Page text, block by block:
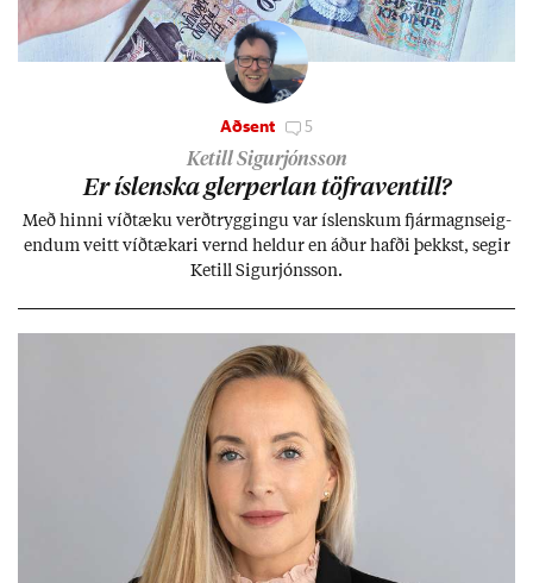
Aðsent 5
Ketill Sigurjónsson
Er ís­lenska glerperl­an töfra­ventill?
Með hinni víð­tæku verð­trygg­ingu var ís­lensk­um fjár­magns­eig­
end­um veitt víð­tæk­ari vernd held­ur en áð­ur hafði þekkst, seg­ir
Ketill Sig­ur­jóns­son.